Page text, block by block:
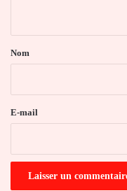
a
e
Nom
E-mail